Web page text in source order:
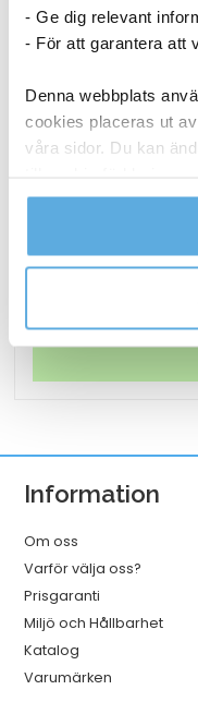
- Ge dig relevant
- För att garantera att
Denna webbplats
cookies placeras ut
våra sidor. Du kan
Läs mer i vår
kontaktar oss och på
Märkband
Brother
Tze211
6mm
mängd
Information
Om oss
Varför välja oss?
Prisgaranti
Miljö och Hållbarhet
Katalog
Varumärken